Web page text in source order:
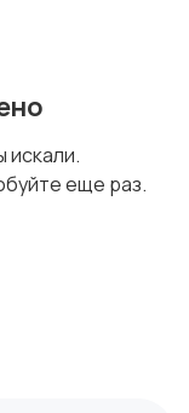
искали.
еще раз.